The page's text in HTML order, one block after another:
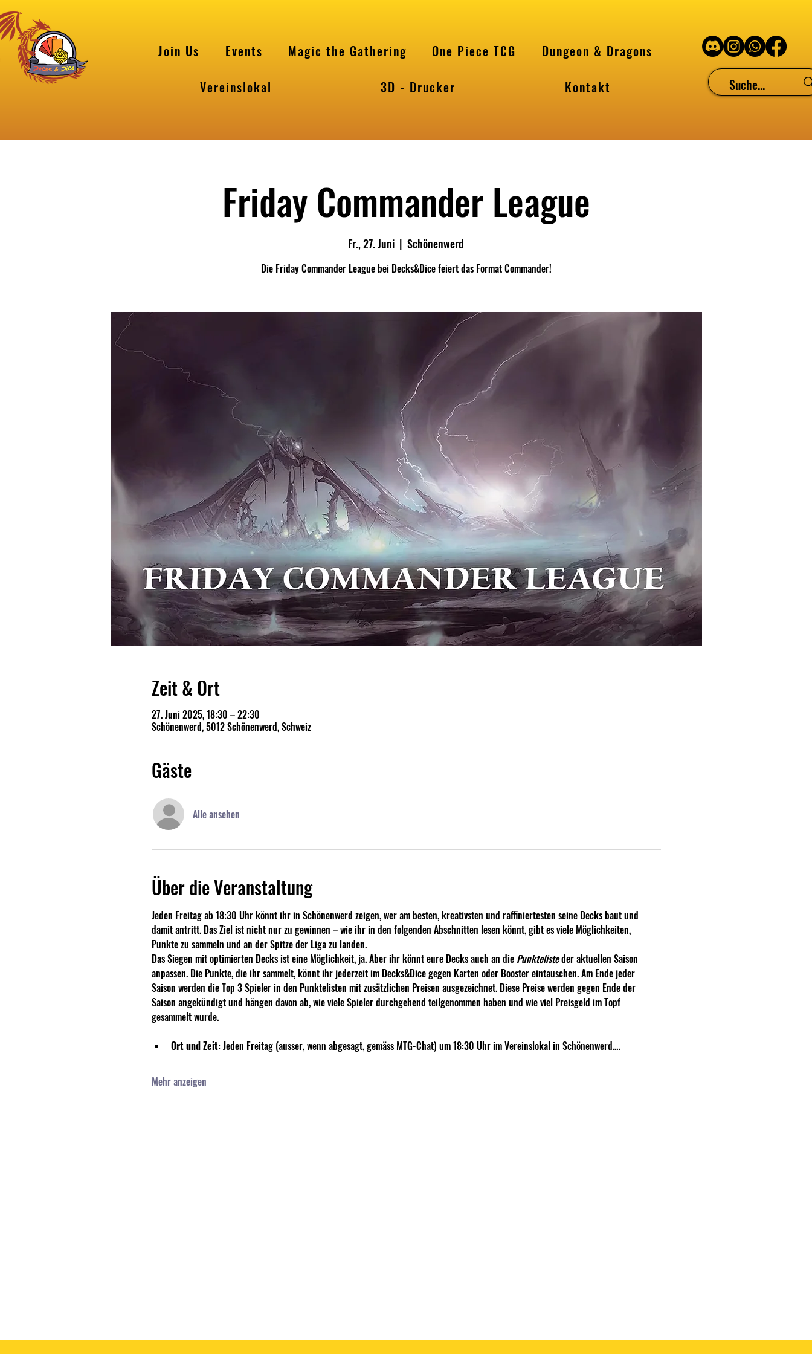
Join Us Events Magic the Gathering One Piece TCG
Dungeon & Dragons
Vereinslokal
3D - Drucker Kontakt
Friday Commander League
Fr., 27. Juni
  |
Schönenwerd
Die Friday Commander League bei Decks&Dice feiert das Format Commander!
Zeit & Ort
27. Juni 2025, 18:30 – 22:30
Schönenwerd, 5012 Schönenwerd, Schweiz
Gäste
Alle ansehen
Über die Veranstaltung
Jeden Freitag ab 18:30 Uhr könnt ihr in Schönenwerd zeigen, wer am besten, kreativsten und raffiniertesten seine Decks baut und
damit antritt. Das Ziel ist nicht nur zu gewinnen – wie ihr in den folgenden Abschnitten lesen könnt, gibt es viele Möglichkeiten,
Punkte zu sammeln und an der Spitze der Liga zu landen.
Das Siegen mit optimierten Decks ist eine Möglichkeit, ja. Aber ihr könnt eure Decks auch an die Punkteliste der aktuellen Saison
anpassen. Die Punkte, die ihr sammelt, könnt ihr jederzeit im Decks&Dice gegen Karten oder Booster eintauschen. Am Ende jeder
Saison werden die Top 3 Spieler in den Punktelisten mit zusätzlichen Preisen ausgezeichnet. Diese Preise werden gegen Ende der
Saison angekündigt und hängen davon ab, wie viele Spieler durchgehend teilgenommen haben und wie viel Preisgeld im Topf
gesammelt wurde.
Ort und Zeit: Jeden Freitag (ausser, wenn abgesagt, gemäss MTG-Chat) um 18:30 Uhr im Vereinslokal in Schönenwerd.…
Mehr anzeigen